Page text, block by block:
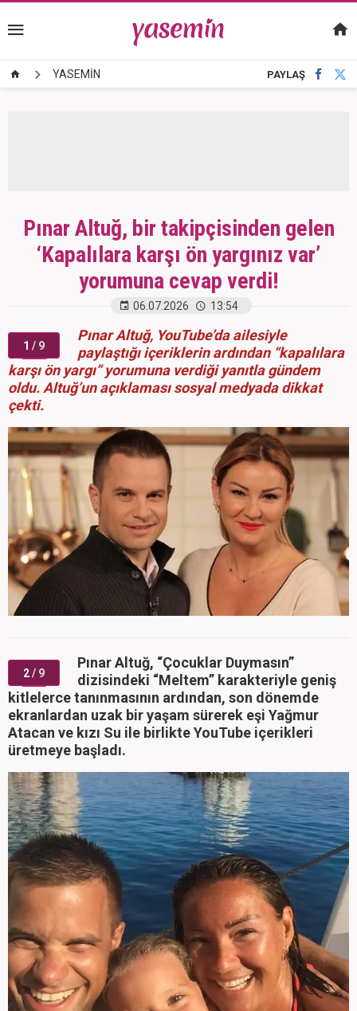
YASEMİN PAYLAŞ
Pınar Altuğ, bir takipçisinden gelen
‘Kapalılara karşı ön yargınız var’
yorumuna cevap verdi!
06.07.2026 13:54
1 / 9
Pınar Altuğ, YouTube’da ailesiyle
paylaştığı içeriklerin ardından “kapalılara
karşı ön yargı” yorumuna verdiği yanıtla gündem
oldu. Altuğ’un açıklaması sosyal medyada dikkat
çekti.
2/ 9
Pınar Altuğ, “Çocuklar Duymasın”
dizisindeki “Meltem” karakteriyle geniş
kitlelerce tanınmasının ardından, son dönemde
ekranlardan uzak bir yaşam sürerek eşi Yağmur
Atacan ve kızı Su ile birlikte YouTube içerikleri
üretmeye başladı.